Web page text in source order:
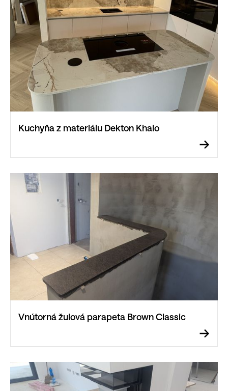
Kuchyňa z materiálu Dekton Khalo
Vnútorná žulová parapeta Brown Classic